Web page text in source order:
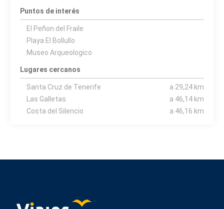
Puntos de interés
El Peñon del Fraile
Playa El Bollullo
Museo Arqueologico
Lugares cercanos
Santa Cruz de Tenerife
a 29,24 km
Las Galletas
a 46,14 km
Costa del Silencio
a 46,16 km